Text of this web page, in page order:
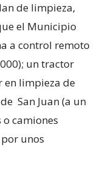
de limpieza,
el Municipio
a control remoto
un tractor
limpieza de
San Juan (a un
o camiones
unos